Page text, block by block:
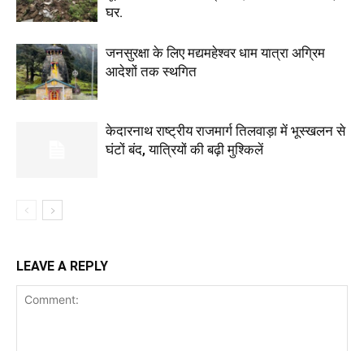
घर.
जनसुरक्षा के लिए मद्यमहेश्वर धाम यात्रा अग्रिम
आदेशों तक स्थगित
केदारनाथ राष्ट्रीय राजमार्ग तिलवाड़ा में भूस्खलन से
घंटों बंद, यात्रियों की बढ़ी मुश्किलें
LEAVE A REPLY